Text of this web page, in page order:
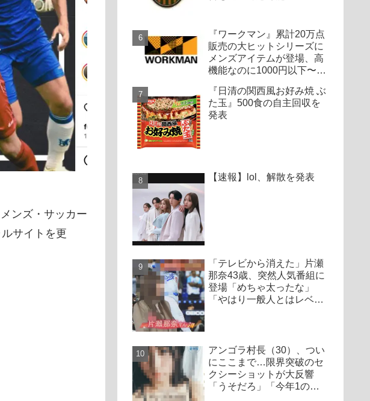
ンズ・サッカー
サイトを更
『ワークマン』累計20万点
販売の大ヒットシリーズに
メンズアイテムが登場、高
機能なのに1000円以下〜の
『日清の関西風お好み焼 ぶ
た玉』500食の自主回収を
発表
【速報】lol、解散を発表
「テレビから消えた」片瀬
那奈43歳、突然人気番組に
登場「めちゃ太ったな」
「やはり一般人とはレベル
アンゴラ村長（30）、つい
にここまで…限界突破のセ
クシーショットが大反響
「うそだろ」「今年1の衝